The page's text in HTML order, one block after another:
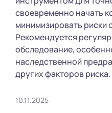
своевременно начать
минимизировать риски
Рекомендуется
обследование,
наследственной
других факторов риска.
10.11.2025